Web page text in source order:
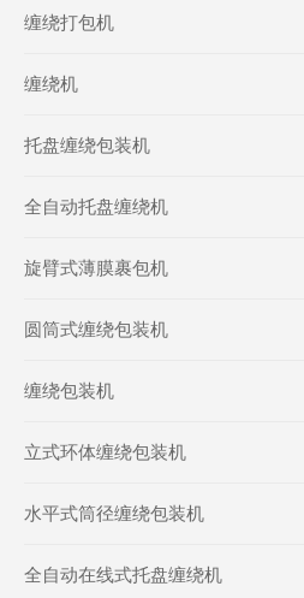
缠绕打包机
缠绕机
托盘缠绕包装机
全自动托盘缠绕机
旋臂式薄膜裹包机
圆筒式缠绕包装机
缠绕包装机
立式环体缠绕包装机
水平式筒径缠绕包装机
全自动在线式托盘缠绕机